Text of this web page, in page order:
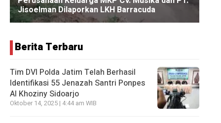
Berita Terbaru
Tim DVI Polda Jatim Telah Berhasil
Identifikasi 55 Jenazah Santri Ponpes
Al Khoziny Sidoarjo
Oktober 14, 2025 | 4:44 am WIB